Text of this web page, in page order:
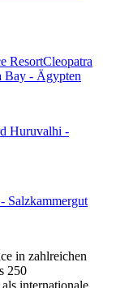
ResortCleopatra
Bay - Ägypten
Huruvalhi -
Salzkammergut
in zahlreichen
250